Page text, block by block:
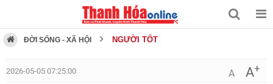
ĐỜI SỐNG - XÃ HỘI NGƯỜI TỐT
2026-05-05 07:25:00 A A+